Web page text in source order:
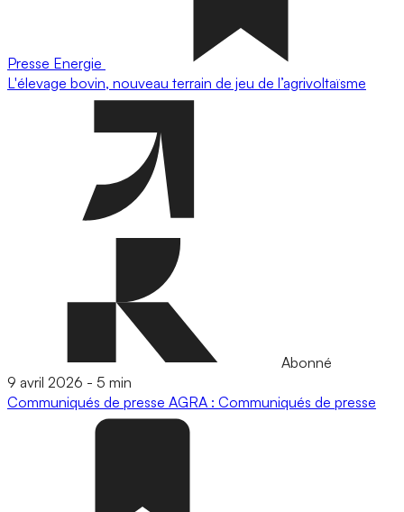
Presse Energie
L'élevage bovin, nouveau terrain de jeu de l’agrivoltaïsme
Abonné
9 avril 2026 - 5 min
Communiqués de presse AGRA : Communiqués de presse